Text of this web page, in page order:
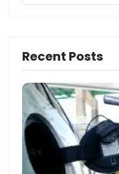
Recent Posts